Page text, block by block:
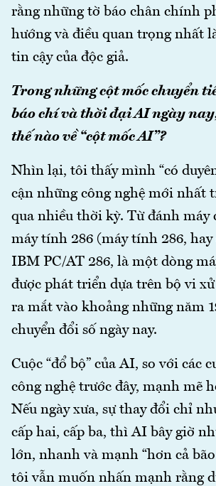
rằng những tờ báo chân chính
hướng và điều quan trọng nhất
tin cậy của độc giả.
Trong những cột mốc chuyển
báo chí và thời đại AI ngày
thế nào về “cột mốc AI”?
Nhìn lại, tôi thấy mình “có
cận những công nghệ mới nhất
qua nhiều thời kỳ. Từ đánh máy
máy tính 286 (máy tính 286, hay
IBM PC/AT 286, là một dòng
được phát triển dựa trên bộ vi
ra mắt vào khoảng những năm
chuyển đổi số ngày nay.
Cuộc “đổ bộ” của AI, so với các
công nghệ trước đây, mạnh mẽ
Nếu ngày xưa, sự thay đổi chỉ
cấp hai, cấp ba, thì AI bây giờ
lớn, nhanh và mạnh “hơn cả
tôi vẫn muốn nhấn mạnh rằng